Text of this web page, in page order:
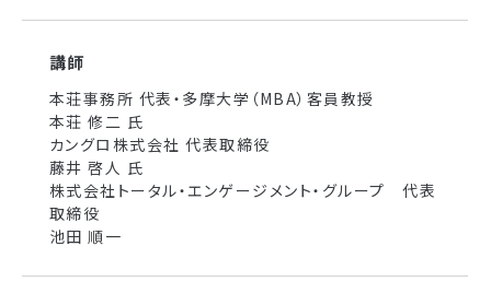
講師
本荘事務所 代表・多摩大学（MBA）客員教授
本荘 修二 氏
カングロ株式会社 代表取締役
藤井 啓人 氏
株式会社トータル・エンゲージメント・グループ 代表
取締役
池田 順一